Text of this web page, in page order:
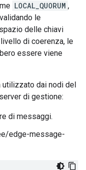
LOCAL_QUORUM ,
le
delle chiavi
di coerenza, le
essere viene
dai nodi del
di gestione:
di messaggi.
edge-message-